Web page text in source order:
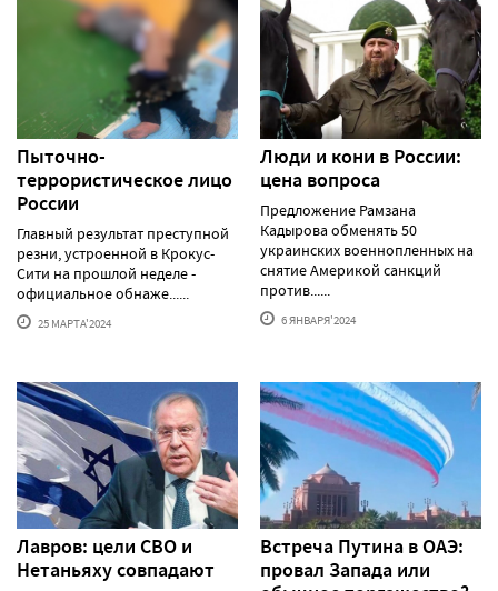
Пыточно-
террористическое лицо
России
Главный результат преступной
резни, устроенной в Крокус-
Сити на прошлой неделе -
официальное обнаже......
25 МАРТА'2024
Люди и кони в России:
цена вопроса
Предложение Рамзана
Кадырова обменять 50
украинских военнопленных на
снятие Америкой санкций
против......
6 ЯНВАРЯ'2024
Лавров: цели СВО и
Нетаньяху совпадают
Встреча Путина в ОАЭ:
провал Запада или